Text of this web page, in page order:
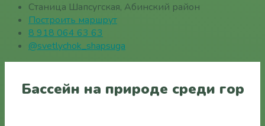
Станица Шапсугская, Абинский район
Построить маршрут
8 918 064 63 63
@svetlychok_shapsuga
Бассейн на природе среди гор